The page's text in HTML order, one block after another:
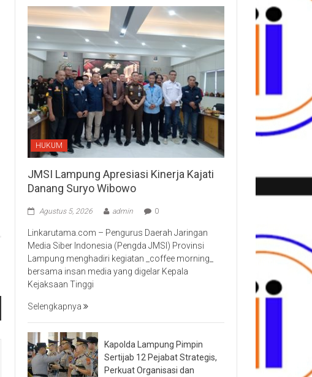
HUKUM
JMSI Lampung Apresiasi Kinerja Kajati
Danang Suryo Wibowo
Agustus 5, 2026 admin 0
Linkarutama.com – Pengurus Daerah Jaringan
Media Siber Indonesia (Pengda JMSI) Provinsi
Lampung menghadiri kegiatan _coffee morning_
bersama insan media yang digelar Kepala
Kejaksaan Tinggi
Selengkapnya
Kapolda Lampung Pimpin
Sertijab 12 Pejabat Strategis,
Perkuat Organisasi dan